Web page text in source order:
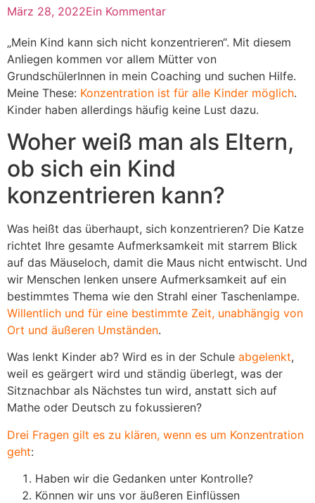
März 28, 2022Ein Kommentar
„Mein Kind kann sich nicht konzentrieren“. Mit diesem
Anliegen kommen vor allem Mütter von
GrundschülerInnen in mein Coaching und suchen Hilfe.
Meine These: Konzentration ist für alle Kinder möglich.
Kinder haben allerdings häufig keine Lust dazu.
Woher weiß man als Eltern,
ob sich ein Kind
konzentrieren kann?
Was heißt das überhaupt, sich konzentrieren? Die Katze
richtet Ihre gesamte Aufmerksamkeit mit starrem Blick
auf das Mäuseloch, damit die Maus nicht entwischt. Und
wir Menschen lenken unsere Aufmerksamkeit auf ein
bestimmtes Thema wie den Strahl einer Taschenlampe.
Willentlich und für eine bestimmte Zeit, unabhängig von
Ort und äußeren Umständen.
Was lenkt Kinder ab? Wird es in der Schule abgelenkt,
weil es geärgert wird und ständig überlegt, was der
Sitznachbar als Nächstes tun wird, anstatt sich auf
Mathe oder Deutsch zu fokussieren?
Drei Fragen gilt es zu klären, wenn es um Konzentration
geht:
Haben wir die Gedanken unter Kontrolle?
Können wir uns vor äußeren Einflüssen